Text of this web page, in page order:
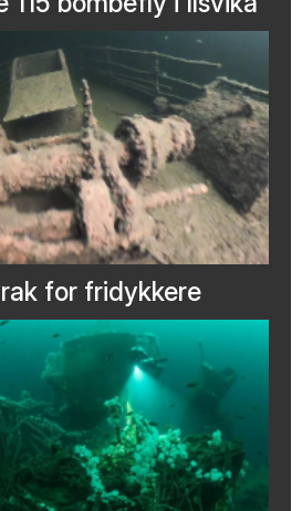
for fridykkere